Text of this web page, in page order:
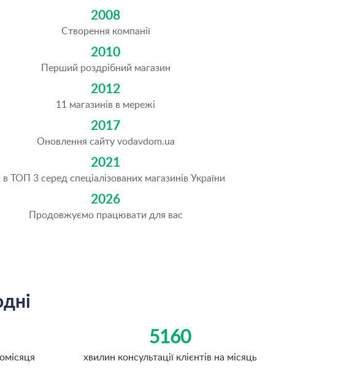
2008
Створення компанії
2010
Перший роздрібний магазин
2012
11 магазинів в мережі
2017
Оновлення сайту vodavdom.ua
2021
ТОП 3 серед спеціалізованих магазинів України
2026
Продовжуємо працювати для вас
5160
хвилин консультації клієнтів на місяць